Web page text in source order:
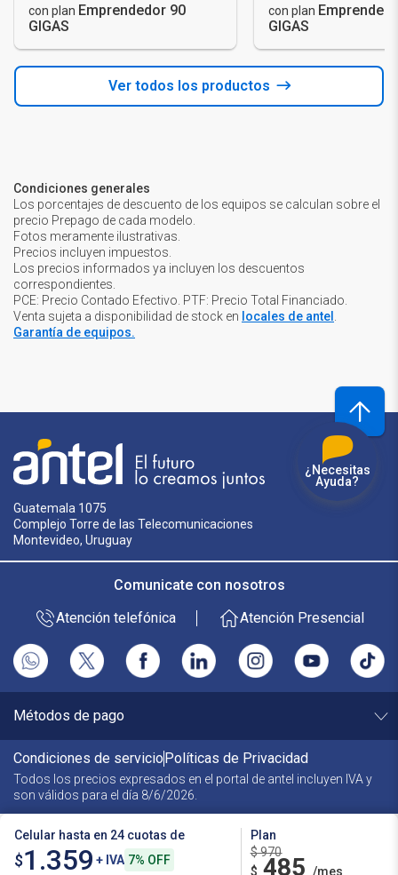
Celular hasta en 24 cuotas de
$1.359 + IVA 7% OFF
Plan
$ 970
$ 485 /mes
con plan Emprendedor 90
GIGAS
con plan
GIGAS
Ver todos los productos
Condiciones generales
Los porcentajes de descuento de los equipos se calculan sobre el
precio Prepago de cada modelo.
Fotos meramente ilustrativas.
Precios incluyen impuestos.
Los precios informados ya incluyen los descuentos
correspondientes.
PCE: Precio Contado Efectivo. PTF: Precio Total Financiado.
Venta sujeta a disponibilidad de stock en locales de antel
Garantía de equipos.
Guatemala 1075
Complejo Torre de las Telecomunicaciones
Montevideo, Uruguay
Comunicate con nosotros
Atención telefónica
Atención Presencial
Métodos de pago
Todos los precios expresados en el portal de antel incluyen IVA y
son válidos para el día 8/6/2026
Condiciones de servicioPolíticas de Privacidad
¿Necesitas
Ayuda?